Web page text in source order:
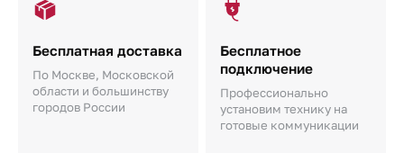
Бесплатная доставка
По Москве, Московской
области и большинству
городов России
Бесплатное
подключение
Профессионально
установим технику на
готовые коммуникации